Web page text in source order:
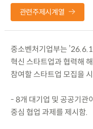
관련주제시계열
중소벤처기업부는
혁신 스타트업과 협력해
참여할 스타트업 모집을
- 8개 대기업 및 공공기관
중심 협업 과제를 제시함.